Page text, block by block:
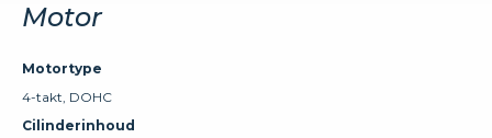
Motor
Motortype
4-takt, DOHC
Cilinderinhoud